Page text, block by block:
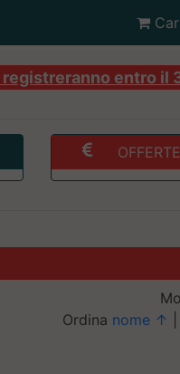
entro il
OFFERTE
Ordina nome ↑